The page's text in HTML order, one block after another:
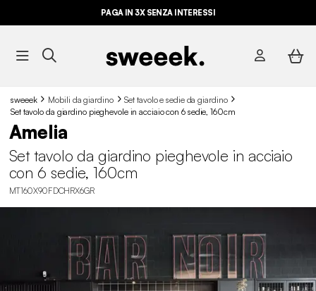
PAGA IN 3X SENZA INTERESSI
sweeek Mobili da giardino
Set tavolo e sedie da giardino
Set tavolo da giardino pieghevole in acciaio con 6 sedie, 160cm
Amelia
Set tavolo da giardino pieghevole in acciaio
con 6 sedie, 160cm
MT160X90FDCHRX6GR